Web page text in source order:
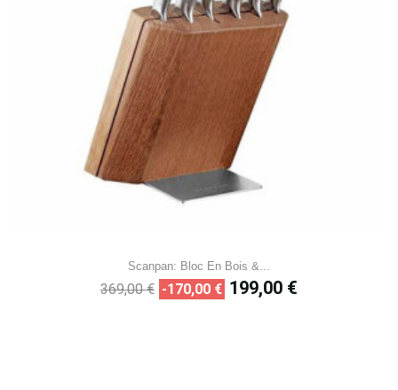
Scanpan: Bloc En Bois &...
Prix
369,00 € -170,00 € Prix
199,00 €